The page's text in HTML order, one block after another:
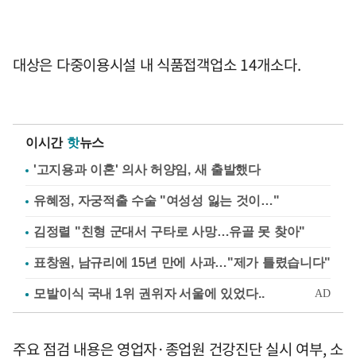
대상은 다중이용시설 내 식품접객업소 14개소다.
이시간 핫뉴스
'고지용과 이혼' 의사 허양임, 새 출발했다
유혜정, 자궁적출 수술 "여성성 잃는 것이…"
김정렬 "친형 군대서 구타로 사망…유골 못 찾아"
표창원, 남규리에 15년 만에 사과…"제가 틀렸습니다"
주요 점검 내용은 영업자·종업원 건강진단 실시 여부, 소